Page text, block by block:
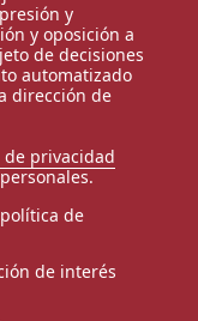
y
y oposición a
de decisiones
automatizado
dirección de
privacidad
de
de interés